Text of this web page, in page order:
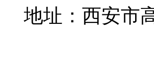
地址：西安市